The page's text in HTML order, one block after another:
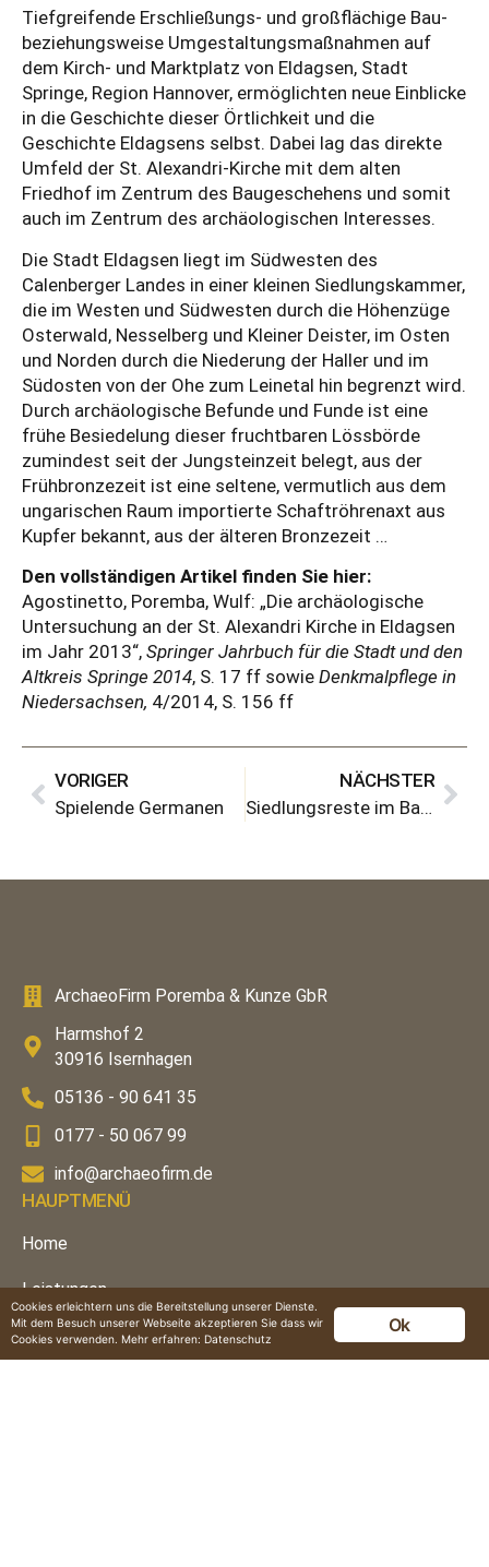
Tiefgreifende Erschließungs- und großflächige Bau-
beziehungsweise Umgestaltungsmaßnahmen auf
dem Kirch- und Marktplatz von Eldagsen, Stadt
Springe, Region Hannover, ermöglichten neue Einblicke
in die Geschichte dieser Örtlichkeit und die
Geschichte Eldagsens selbst. Dabei lag das direkte
Umfeld der St. Alexandri-Kirche mit dem alten
Friedhof im Zentrum des Baugeschehens und somit
auch im Zentrum des archäologischen Interesses.
Die Stadt Eldagsen liegt im Südwesten des
Calenberger Landes in einer kleinen Siedlungskammer,
die im Westen und Südwesten durch die Höhenzüge
Osterwald, Nesselberg und Kleiner Deister, im Osten
und Norden durch die Niederung der Haller und im
Südosten von der Ohe zum Leinetal hin begrenzt wird.
Durch archäologische Befunde und Funde ist eine
frühe Besiedelung dieser fruchtbaren Lössbörde
zumindest seit der Jungsteinzeit belegt, aus der
Frühbronzezeit ist eine seltene, vermutlich aus dem
ungarischen Raum importierte Schaftröhrenaxt aus
Kupfer bekannt, aus der älteren Bronzezeit …
Den vollständigen Artikel finden Sie hier:
Agostinetto, Poremba, Wulf: „Die archäologische
Untersuchung an der St. Alexandri Kirche in Eldagsen
im Jahr 2013“, Springer Jahrbuch für die Stadt und den
Altkreis Springe 2014, S. 17 ff sowie Denkmalpflege in
Niedersachsen, 4/2014, S. 156 ff
VORIGER
Spielende Germanen
NÄCHSTER
Siedlungsreste im Baugebiet „An den Ahrberger Seen“
ArchaeoFirm Poremba & Kunze GbR
Harmshof 2
30916 Isernhagen
05136 - 90 641 35
0177 - 50 067 99
info@archaeofirm.de
HAUPTMENÜ
Home
Leistungen
Über uns Ok
Cookies erleichtern uns die Bereitstellung unserer Dienste.
Mit dem Besuch unserer Webseite akzeptieren Sie dass wir
Cookies verwenden. Mehr erfahren: Datenschutz